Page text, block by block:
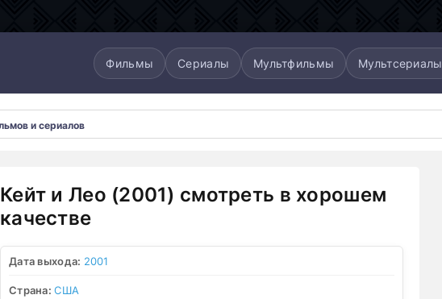
Фильмы Сериалы Мультфильмы Мультсериалы
Кейт и Лео (2001) смотреть в хорошем
качестве
Дата выхода: 2001
Страна:США